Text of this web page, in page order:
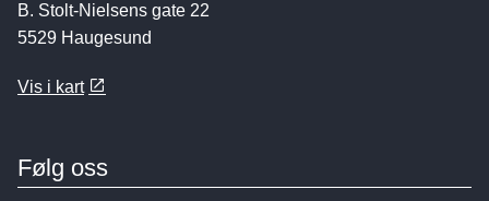
B. Stolt-Nielsens gate 22
5529 Haugesund
Vis i kart
Følg oss